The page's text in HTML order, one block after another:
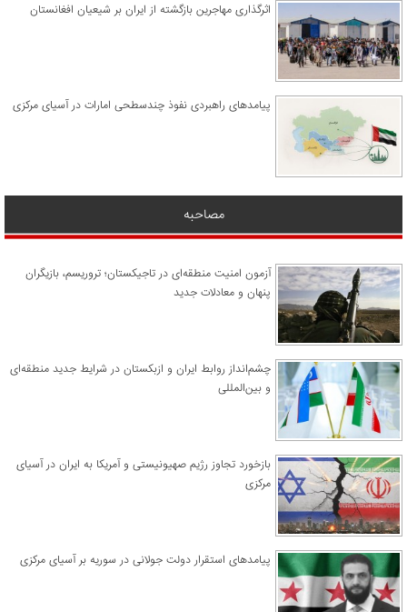
اثرگذاری مهاجرین بازگشته از ایران بر شیعیان افغانستان
پیامدهای راهبردی نفوذ چندسطحی امارات در آسیای مرکزی
مصاحبه
آزمون امنیت منطقه‌ای در تاجیکستان؛ تروریسم، بازیگران
پنهان و معادلات جدید
چشم‌انداز روابط ایران و ازبکستان در شرایط جدید منطقه‌ای
و بین‌المللی
​بازخورد تجاوز رژیم صهیونیستی و آمریکا به ایران در آسیای
مرکزی
پیامدهای استقرار دولت جولانی در سوریه بر آسیای مرکزی